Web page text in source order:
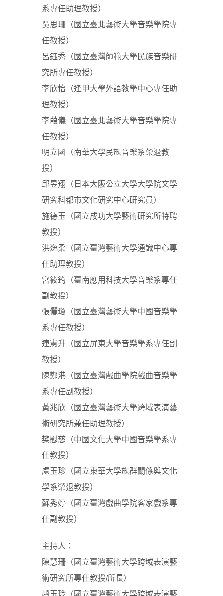
系專任助理教授）
吳思珊（國立臺北藝術大學音樂學院專
任教授）
呂鈺秀（國立臺灣師範大學民族音樂研
究所專任教授）
李欣怡（逢甲大學外語教學中心專任助
理教授）
李葭儀（國立臺北藝術大學音樂學院專
任教授）
明立國（南華大學民族音樂系榮退教
授）
邱昱翔（日本大阪公立大學大學院文學
研究科都市文化研究中心研究員）
施德玉（國立成功大學藝術研究所特聘
教授）
洪逸柔（國立臺灣藝術大學通識中心專
任助理教授）
宮筱筠（臺南應用科技大學音樂系專任
副教授）
張儷瓊（國立臺灣藝術大學中國音樂學
系專任教授）
連憲升（國立屏東大學音樂學系專任副
教授）
陳鄭港（國立臺灣戲曲學院戲曲音樂學
系專任副教授）
黃兆欣（國立臺灣藝術大學跨域表演藝
術研究所兼任助理教授）
樊慰慈（中國文化大學中國音樂學系專
任教授）
盧玉珍（國立東華大學族群關係與文化
學系榮退教授）
蘇秀婷（國立臺灣戲曲學院客家戲系專
任副教授）
主持人：
陳慧珊（國立臺灣藝術大學跨域表演藝
術研究所專任教授/所長）
趙玉玲（國立臺灣藝術大學跨域表演藝